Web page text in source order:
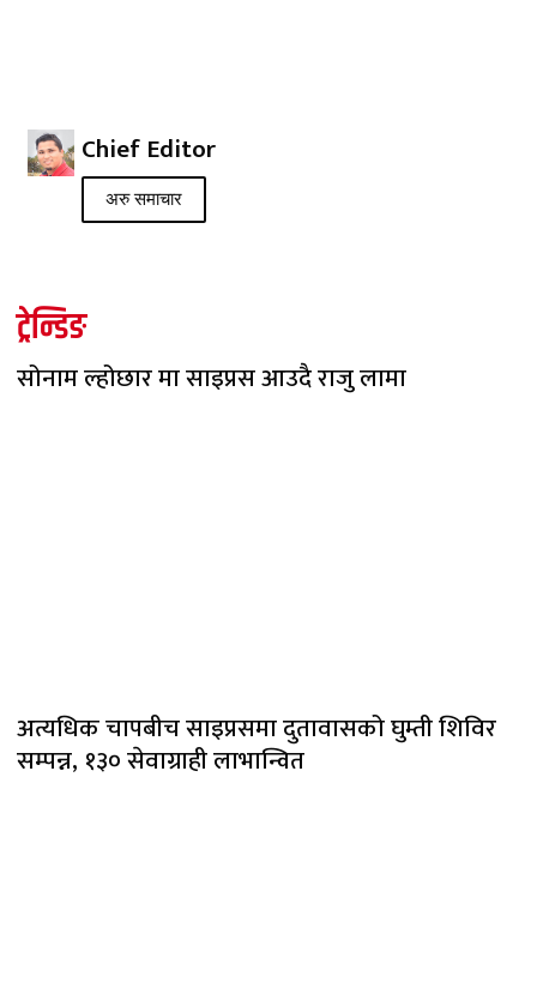
Chief Editor
अरु समाचार
ट्रेन्डिङ
सोनाम ल्होछार मा साइप्रस आउदै राजु लामा
अत्यधिक चापबीच साइप्रसमा दुतावासको घुम्ती शिविर
सम्पन्न, १३० सेवाग्राही लाभान्वित